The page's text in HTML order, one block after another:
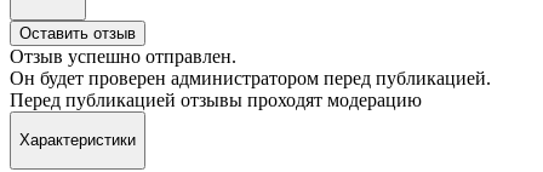
Оставить отзыв
Отзыв успешно отправлен.
Он будет проверен администратором перед публикацией.
Перед публикацией отзывы проходят модерацию
Характеристики